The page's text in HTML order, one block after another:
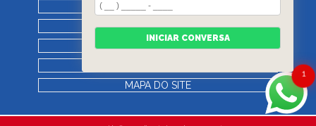
BLOG
REGRAS DE VISTORIA
CONTATO
MAPA DO SITE
1
INICIAR CONVERSA